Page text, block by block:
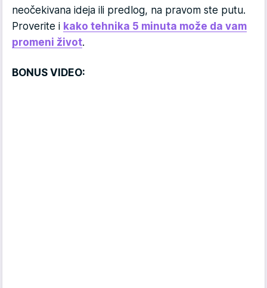
neočekivana ideja ili predlog, na pravom ste putu.
Proverite i kako tehnika 5 minuta može da vam
promeni život.
BONUS VIDEO: